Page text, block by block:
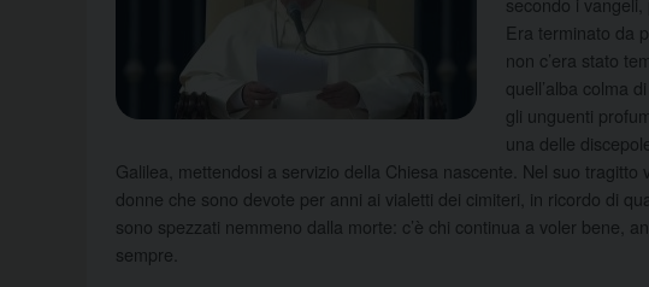
Era terminato da
non c’era stato
quell’alba colma
gli unguenti
una delle
Galilea, mettendosi a servizio della Chiesa nascente. Nel suo
donne che sono devote per anni ai vialetti dei cimiteri, in ricordo di
sono spezzati nemmeno dalla morte: c’è chi continua a voler bene,
sempre.